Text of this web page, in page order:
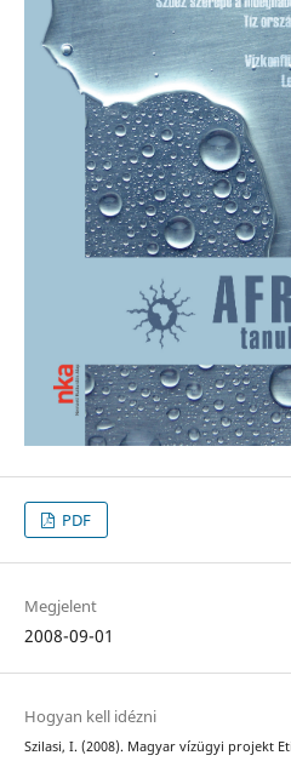
PDF
Megjelent
2008-09-01
Hogyan kell idézni
Szilasi, I. (2008). Magyar vízügyi projekt